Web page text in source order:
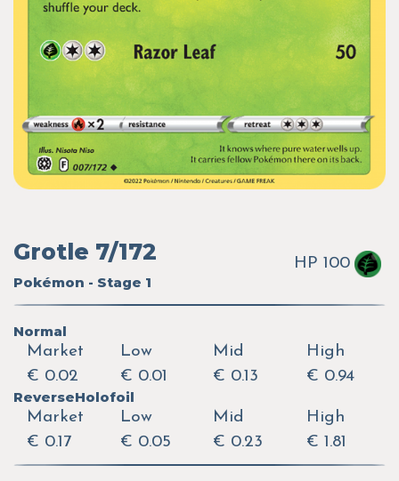
Grotle 7/172
Pokémon - Stage 1
HP 100
Normal
Market
€ 0.02
Low
€ 0.01
Mid
€ 0.13
High
€ 0.94
ReverseHolofoil
Market
€ 0.17
Low
€ 0.05
Mid
€ 0.23
High
€ 1.81